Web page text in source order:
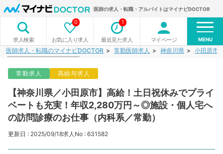
医師の求人・転職・アルバイトはマイナビDOCTOR
求人検索 お気に入り求人
0
最近見た求人
1
マイページ MENU
医師求人・転職のマイナビDOCTOR 常勤医師求人 神奈川県 小田原市
常勤求人 高給与求人
【神奈川県／小田原市】高給！土日祝休みでプライ
ベートも充実！年収2,280万円～◎施設・個人宅へ
の訪問診療のお仕事（内科系／常勤）
更新日 : 2025/09/18求人No : 631582